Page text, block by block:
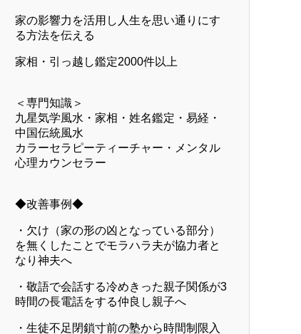
家の影響力を活用し人生を思い通りにす
る方法を伝える
家相・引っ越し鑑定2000件以上
＜専門知識＞
九星気学風水・家相・姓名鑑定・易経・
中国伝統風水
カラーセラピーティーチャー・メンタル
心理カウンセラー
◆改善事例◆
・欠け（家の形の凶となっている部分）
を無くしたことでモラハラ夫が協力者と
なり神夫へ
・敬語で会話する冷めきった親子関係が3
時間の長電話をする仲良し親子へ
・生徒不足閉鎖寸前の塾から時間制限入